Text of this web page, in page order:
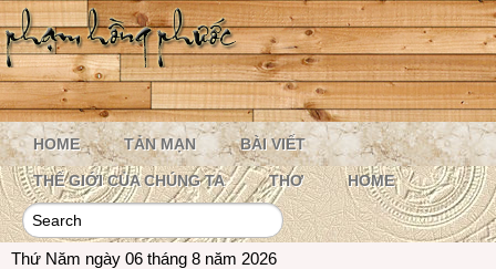
HOME TẢN MẠN BÀI VIẾT
THẾ GIỚI CỦA CHÚNG TA THƠ HOME
Thứ Năm ngày 06 tháng 8 năm 2026